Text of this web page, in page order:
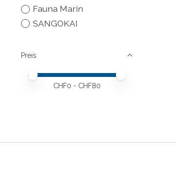
Fauna Marin
SANGOKAI
Preis
Preis – Mindestwert
Price maximum value
CHF0 - CHF80